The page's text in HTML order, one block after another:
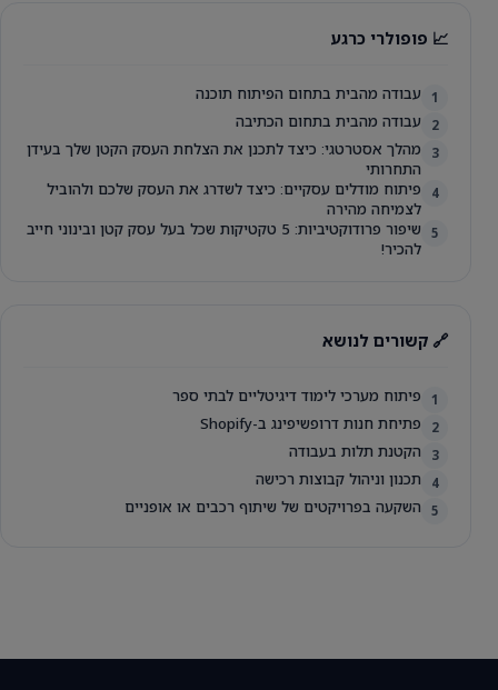
📈 פופולרי כרגע
1 עבודה מהבית בתחום הפיתוח תוכנה
2 עבודה מהבית בתחום הכתיבה
3
מהלך אסטרטגי: כיצד לתכנן את הצלחת העסק הקטן שלך בעידן
התחרותי
4
פיתוח מודלים עסקיים: כיצד לשדרג את העסק שלכם ולהוביל
לצמיחה מהירה
5
שיפור פרודוקטיביות: 5 טקטיקות שכל בעל עסק קטן ובינוני חייב
להכיר!
🔗 קשורים לנושא
1 פיתוח מערכי לימוד דיגיטליים לבתי ספר
2 פתיחת חנות דרופשיפינג ב-Shopify
3 הקטנת תלות בעבודה
4 תכנון וניהול קבוצות רכישה
5 השקעה בפרויקטים של שיתוף רכבים או אופניים